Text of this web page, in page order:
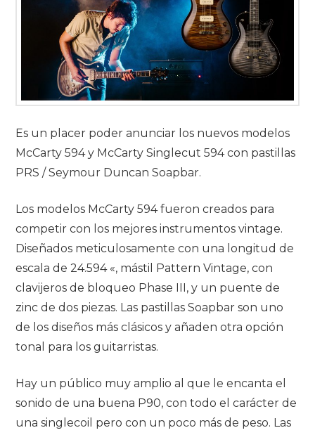
Es un placer poder anunciar los nuevos modelos
McCarty 594 y McCarty Singlecut 594 con pastillas
PRS / Seymour Duncan Soapbar.
Los modelos McCarty 594 fueron creados para
competir con los mejores instrumentos vintage.
Diseñados meticulosamente con una longitud de
escala de 24.594 «, mástil Pattern Vintage, con
clavijeros de bloqueo Phase III, y un puente de
zinc de dos piezas. Las pastillas Soapbar son uno
de los diseños más clásicos y añaden otra opción
tonal para los guitarristas.
Hay un público muy amplio al que le encanta el
sonido de una buena P90, con todo el carácter de
una singlecoil pero con un poco más de peso. Las